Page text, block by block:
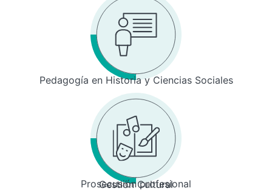
Pedagogía en Historia y Ciencias Sociales
Prosecusión profesional
Gestión Cultural